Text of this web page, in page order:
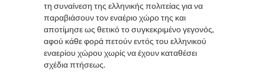
τη συναίνεση της ελληνικής πολιτείας για να
παραβιάσουν τον εναέριο χώρο της και
αποτίμησε ως θετικό το συγκεκριμένο γεγονός,
αφού κάθε φορά πετούν εντός του ελληνικού
εναερίου χώρου χωρίς να έχουν καταθέσει
σχέδια πτήσεως.